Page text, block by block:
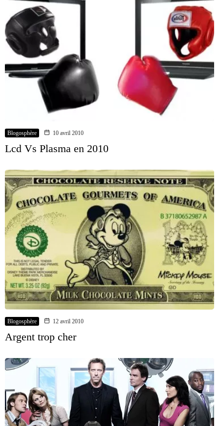
Blogosphère 10 avril 2010
Lcd Vs Plasma en 2010
Blogosphère 12 avril 2010
Argent trop cher